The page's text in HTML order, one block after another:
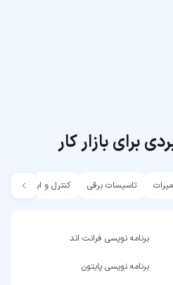
برای بازار کار
تاسیسات برقی کنترل و ابزار دقیق
برنامه نویسی فرانت اند
برنامه نویسی پایتون